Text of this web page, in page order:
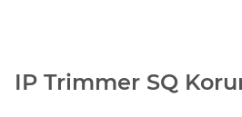
IP Trimmer SQ